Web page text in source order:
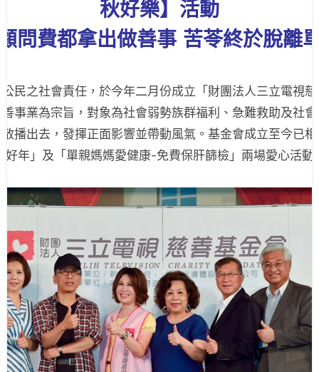
秋好樂】活動
問費都拿出做善事 苦苓終於脫離
民之社會責任，於今年二月份成立「財團法人三立電視
事業為宗旨，對象為社會弱勢族群福利、急難救助及社
播出去，發揮正面影響並帶動風氣。基金會成立至今已
好年」及「單親媽媽愛健康-免費保肝篩檢」兩場愛心活動